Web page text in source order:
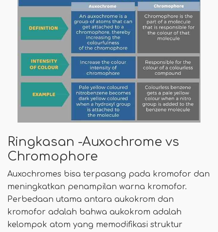
Ringkasan -Auxochrome vs
Chromophore
Auxochromes bisa terpasang pada kromofor dan
meningkatkan penampilan warna kromofor.
Perbedaan utama antara aukokrom dan
kromofor adalah bahwa aukokrom adalah
kelompok atom yang memodifikasi struktur